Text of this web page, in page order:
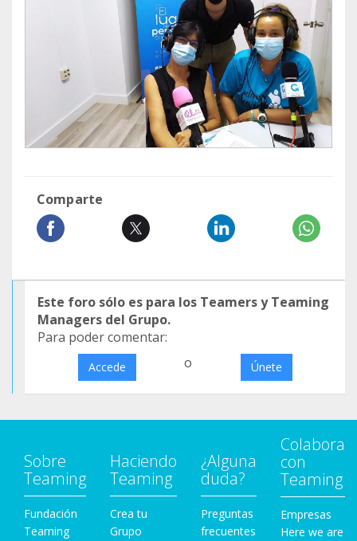
Comparte
Este foro sólo es para los Teamers y Teaming
Managers del Grupo.
Para poder comentar:
Accede o Únete
Sobre
Teaming
Fundación
Teaming
Haciendo
Teaming
Crea tu
Grupo
¿Alguna
duda?
Preguntas
frecuentes
Colabora
con
Teaming
Empresas
Here we are